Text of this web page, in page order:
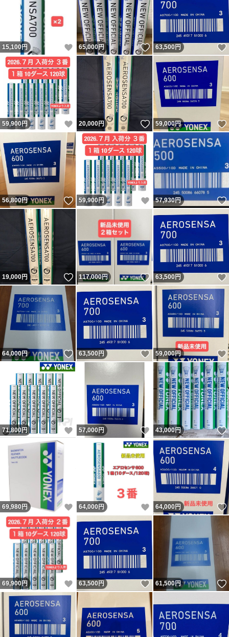
15,100円 いいね！
65,000円 いいね！
63,500円
59,900円 いいね！
20,000円 いいね！
59,000円
56,800円 いいね！
59,900円 いいね！
57,930円
19,000円 いいね！
117,000円 いいね！
63,500円
64,000円 いいね！
63,500円 いいね！
59,000円
71,800円 いいね！
57,000円 いいね！
43,000円
69,980円 いいね！
64,000円 いいね！
64,000円
69,900円 いいね！
63,500円 いいね！
61,500円